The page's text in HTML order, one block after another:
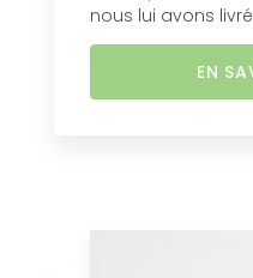
nous lui avons
EN